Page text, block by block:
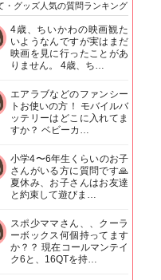
・グッズ人気の質問ランキング
4歳、ちいかわの映画観た
いようなんですが実はまだ
映画を見に行ったことがあ
りません。 4歳、ち…
エアラブなどのファンシー
トお使いの方！ モバイルバ
ッテリーはどこに入れてま
すか？ ベビーカ…
小学4〜6年生くらいのお子
さんがいる方に質問です🙏
夏休み、お子さんはお友達
と約束して遊びま…
スポ少ママさん、、クーラ
ーボックス何個持ってます
か？？ 現在コールマンテイ
ク6と、16QTを持…